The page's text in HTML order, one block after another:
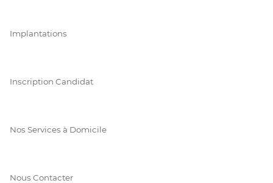
Implantations
Inscription Candidat
Nos Services à Domicile
Nous Contacter